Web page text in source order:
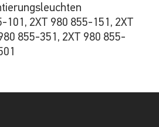
101, 2XT 980 855-151, 2XT
855-351, 2XT 980 855-